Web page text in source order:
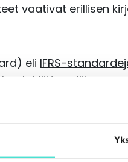
vaativat erillisen
eli IFRS-
liittyen liikearvon
aiheesta
Kerron alla